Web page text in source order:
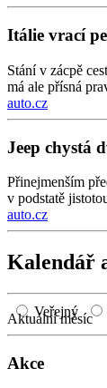
Itálie vrací
Stání v zácpě
má ale přísná
auto.cz
Jeep chystá
Přinejmenším
v podstatě
auto.cz
Kalendář
Veřejný
Aktuální měsíc
Akce